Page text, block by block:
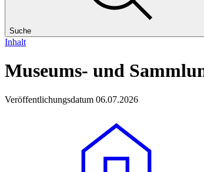
Suche
Inhalt
Museums- und
Veröffentlichungsdatum 06.07.2026